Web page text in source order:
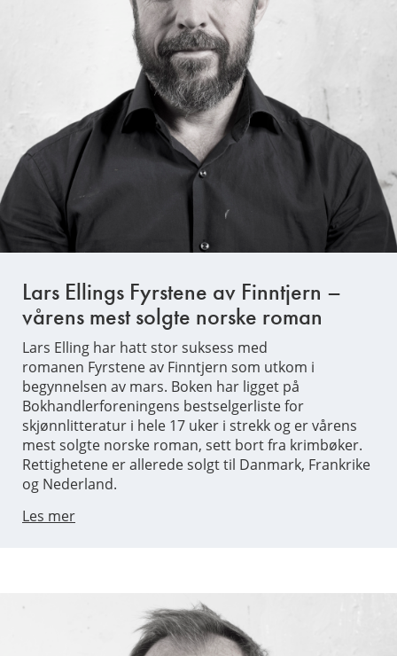
Lars Ellings Fyrstene av Finntjern –
vårens mest solgte norske roman
Lars Elling har hatt stor suksess med
romanen Fyrstene av Finntjern som utkom i
begynnelsen av mars. Boken har ligget på
Bokhandlerforeningens bestselgerliste for
skjønnlitteratur i hele 17 uker i strekk og er vårens
mest solgte norske roman, sett bort fra krimbøker.
Rettighetene er allerede solgt til Danmark, Frankrike
og Nederland.
Les mer